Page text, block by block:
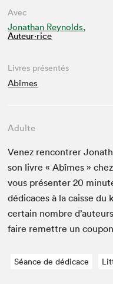
Avec
Jonathan Reynolds,
Auteur·rice
Livres présentés
Abîmes
Adulte
Venez ren­con­tr­er
son livre « Abîmes »
vous présen­ter20
dédi­caces à la caisse du
cer­tain nom­bre
faire remet­tre un
Séance de dédicace